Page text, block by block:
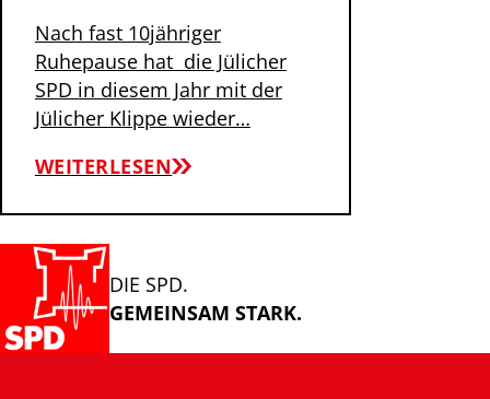
Nach fast 10jähriger
Ruhepause hat die Jülicher
SPD in diesem Jahr mit der
Jülicher Klippe wieder…
WEITERLESEN
DIE SPD.
GEMEINSAM STARK.